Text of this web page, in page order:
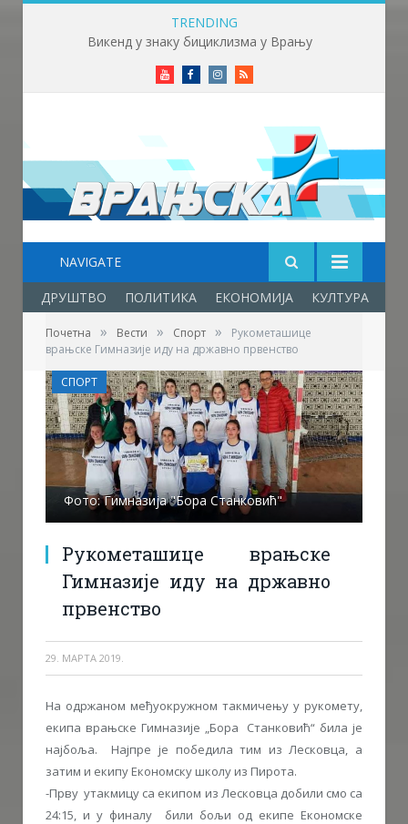
TRENDING
Викенд у знаку бициклизма у Врању
YoutubeFacebookInstagram
RSS
NAVIGATE
ДРУШТВО ПОЛИТИКА ЕКОНОМИЈА КУЛТУРА
Почетна » Вести » Спорт »
Рукометашице
врањске Гимназије иду на државно првенство
Фото: Гимназија "Бора Станковић"
Рукометашице врањске
Гимназије иду на државно
првенство
29. МАРТА 2019.
СПОРТ
На одржаном међуокружном такмичењу у рукомету,
екипа врањске Гимназије „Бора Станковић“ била је
најбоља. Најпре је победила тим из Лесковца, а
затим и екипу Економску школу из Пирота.
-Прву утакмицу са екипом из Лесковца добили смо са
24:15, и у финалу били бољи од екипе Економске